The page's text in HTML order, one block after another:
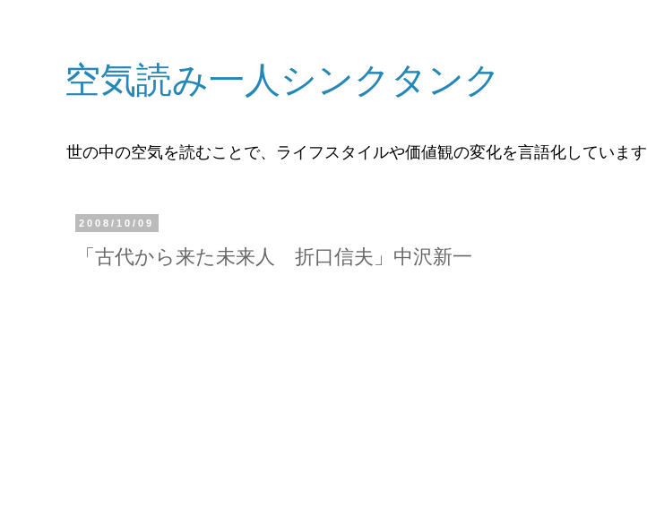
空気読み一人シンクタンク
世の中の空気を読むことで、ライフスタイルや価値観の変化を言語化しています
2008/10/09
「古代から来た未来人 折口信夫」中沢新一